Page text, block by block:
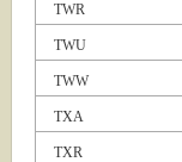
TWR
TWU
TWW
TXA
TXR